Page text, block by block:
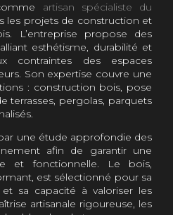
artisan spécialiste du
les projets de construction et
L’entreprise propose des
esthétisme, durabilité et
contraintes des espaces
Son expertise couvre une
: construction bois, pose
terrasses, pergolas, parquets
une étude approfondie des
afin de garantir une
et fonctionnelle. Le bois,
est sélectionné pour sa
sa capacité à valoriser les
artisanale rigoureuse, les